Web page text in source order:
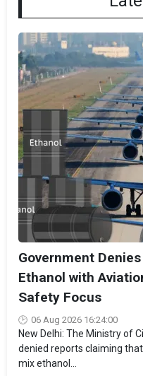
Government
Ethanol with
Safety Focus
06 Aug 2026 16:24:00
New Delhi: The Ministry of
denied reports claiming
mix ethanol...